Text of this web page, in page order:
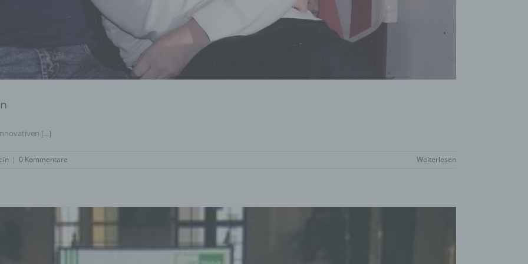
[...]
| 0 Kommentare Weiterlesen
Pseudonymisierung ist die Verarbeitung personenbezogener Daten in einer Weise,
auf welche die personenbezogenen Daten ohne Hinzuziehung zusätzlicher
Informationen nicht mehr einer spezifischen betroffenen Person zugeordnet werden
können, sofern diese zusätzlichen Informationen gesondert aufbewahrt werden und
technischen und organisatorischen Maßnahmen unterliegen, die gewährleisten, dass
die personenbezogenen Daten nicht einer identifizierten oder identifizierbaren
natürlichen Person zugewiesen werden.
g) Verantwortlicher oder für die Verarbeitung Verantwortlicher
juristische Person, Behörde, Einrichtung oder andere Stelle, die allein oder
personenbezogenen Daten entscheidet. Sind die Zwecke und Mittel dieser
Verarbeitung durch das Unionsrecht oder das Recht der Mitgliedstaaten vorgegeben,
h) Auftragsverarbeiter
Auftragsverarbeiter ist eine natürliche oder juristische Person, Behörde, Einrichtung
oder andere Stelle, die personenbezogene Daten im Auftrag des Verantwortlichen